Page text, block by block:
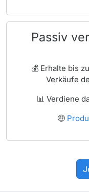
Passiv
💰 Erhalte bis
Verkäufe
📊 Verdiene
🤑